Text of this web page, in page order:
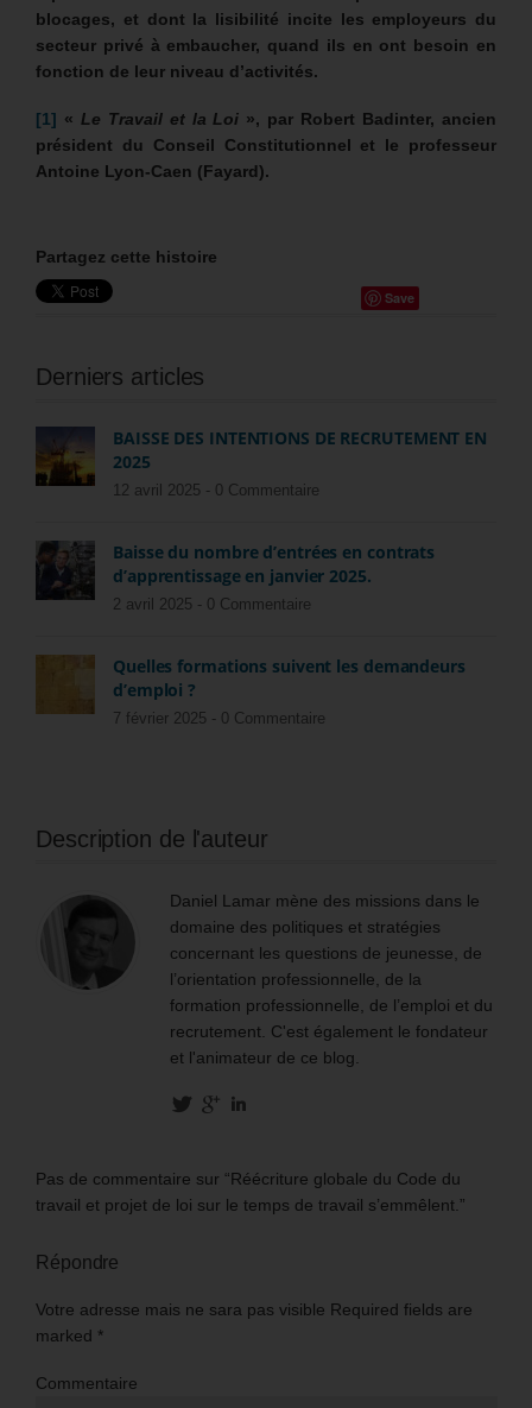
blocages, et dont la lisibilité incite les employeurs du
secteur privé à embaucher, quand ils en ont besoin en
fonction de leur niveau d’activités.
[1] « Le Travail et la Loi », par Robert Badinter, ancien
président du Conseil Constitutionnel et le professeur
Antoine Lyon-Caen (Fayard).
Partagez cette histoire
Save
Derniers articles
BAISSE DES INTENTIONS DE RECRUTEMENT EN
2025
12 avril 2025 - 0 Commentaire
Baisse du nombre d’entrées en contrats
d’apprentissage en janvier 2025.
2 avril 2025 - 0 Commentaire
Quelles formations suivent les demandeurs
d’emploi ?
7 février 2025 - 0 Commentaire
Description de l'auteur
Daniel Lamar mène des missions dans le
domaine des politiques et stratégies
concernant les questions de jeunesse, de
l’orientation professionnelle, de la
formation professionnelle, de l’emploi et du
recrutement. C'est également le fondateur
et l'animateur de ce blog.
Pas de commentaire sur “Réécriture globale du Code du
travail et projet de loi sur le temps de travail s’emmêlent.”
Répondre
Votre adresse mais ne sara pas visible Required fields are
marked *
Commentaire